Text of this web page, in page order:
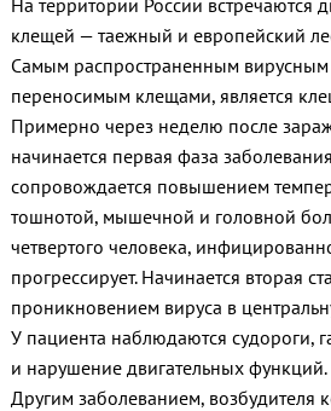
клещей — таежный и европейский
Самым распространенным вирусным
переносимым клещами, является
Примерно через неделю после
начинается первая фаза
сопровождается повышением
тошнотой, мышечной и головной
четвертого человека,
прогрессирует. Начинается вторая
проникновением вируса в
У пациента наблюдаются судороги,
и нарушение двигательных функций.
Другим заболеванием, возбудителя